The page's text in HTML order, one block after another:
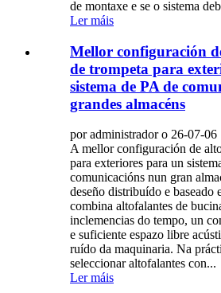
de montaxe e se o sistema
Ler máis
Mellor configuración
de trompeta para
sistema de PA de
grandes almacéns
por administrador o 26-07-06
A mellor configuración de
para exteriores para un
comunicacións nun gran
deseño distribuído e baseado
combina altofalantes de
inclemencias do tempo, un
e suficiente espazo libre
ruído da maquinaria. Na
seleccionar altofalantes con...
Ler máis